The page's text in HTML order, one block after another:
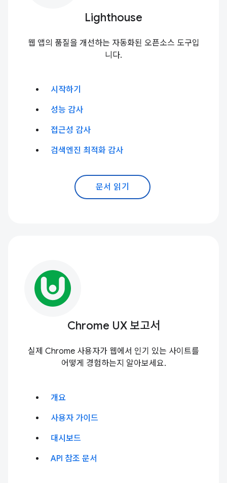
Lighthouse
웹 앱의 품질을 개선하는 자동화된 오픈소스 도구입
니다.
시작하기
성능 감사
접근성 감사
검색엔진 최적화 감사
문서 읽기
Chrome UX 보고서
실제 Chrome 사용자가 웹에서 인기 있는 사이트를
어떻게 경험하는지 알아보세요.
개요
사용자 가이드
대시보드
API 참조 문서